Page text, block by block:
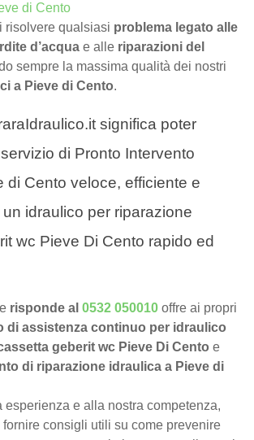
di Cento
risolvere qualsiasi problema legato alle
d’acqua e alle riparazioni del
sempre la massima qualità dei nostri
a Pieve di Cento.
significa poter
di Pronto Intervento
di Cento veloce, efficiente e
idraulico per riparazione
wc Pieve Di Cento rapido ed
risponde al0532 050010 offre ai propri
di assistenza continuo per idraulico
geberit wc Pieve Di Cento e
di riparazione idraulica a Pieve di
esperienza e alla nostra competenza,
consigli utili su come prevenire